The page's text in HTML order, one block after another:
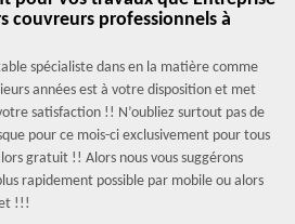
couvreurs professionnels à
spécialiste dans en la matière comme
années est à votre disposition et met
satisfaction !! N’oubliez surtout pas de
pour ce mois-ci exclusivement pour tous
gratuit !! Alors nous vous suggérons
rapidement possible par mobile ou alors
!!!